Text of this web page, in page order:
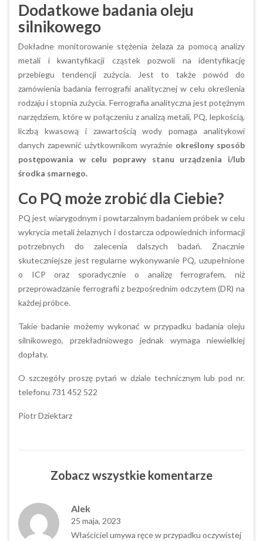
Dodatkowe badania oleju
silnikowego
Dokładne monitorowanie stężenia żelaza za pomocą analizy
metali i kwantyfikacji cząstek pozwoli na identyfikację
przebiegu tendencji zużycia. Jest to także powód do
zamówienia badania ferrografii analitycznej w celu określenia
rodzaju i stopnia zużycia. Ferrografia analityczna jest potężnym
narzędziem, które w połączeniu z analizą metali, PQ, lepkością,
liczbą kwasową i zawartością wody pomaga analitykowi
danych zapewnić użytkownikom wyraźnie określony sposób
postępowania w celu poprawy stanu urządzenia i/lub
środka smarnego.
Co PQ może zrobić dla Ciebie?
PQ jest wiarygodnym i powtarzalnym badaniem próbek w celu
wykrycia metali żelaznych i dostarcza odpowiednich informacji
potrzebnych do zalecenia dalszych badań. Znacznie
skuteczniejsze jest regularne wykonywanie PQ, uzupełnione
o ICP oraz sporadycznie o analizę ferrografem, niż
przeprowadzanie ferrografii z bezpośrednim odczytem (DR) na
każdej próbce.
Takie badanie możemy wykonać w przypadku badania oleju
silnikowego, przekładniowego jednak wymaga niewielkiej
dopłaty.
O szczegóły proszę pytań w dziale technicznym lub pod nr.
telefonu 731 452 522
Piotr Dziektarz
Zobacz wszystkie komentarze
Alek
25 maja, 2023
Właściciel umywa ręce w przypadku oczywistej